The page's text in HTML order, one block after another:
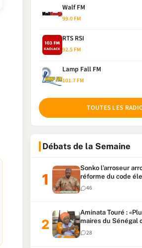
Walf FM
99.0 FM
RTS RSI
92.5 FM
Lamp Fall FM
101.7 FM
TOUTES LES
Débats de la Semaine
Sonko l’arroseur
réforme du code
candidature
46
Aminata Touré :
maires du Sénégal
Kiiraay»
28